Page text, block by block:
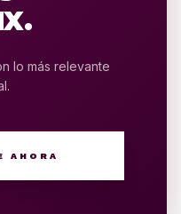
lo más relevante
AHORA